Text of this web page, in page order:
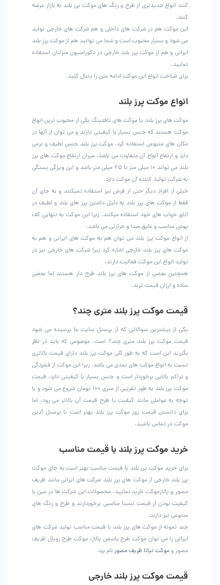
کنند انواع جدیدتری از طرح و رنگ های موکت پرز بلند به بازار عرضه
کنند.
این موکت هم در شرکت های داخلی و هم شرکت های خارجی تولید
می شود و بسیار محبوب است و شما می توانید هم از موکت پرز بلند
ایرانی و هم از موکت پرز بلند خارجی در دکوراسیون منزلتان استفاده
نمایید.
برای شناخت انواع این موکت ادامه متن را دنبال کنید.
انواع موکت پرز بلند
موکت های پرز بلند یا موکت های تافتینگ یکی از محبوب ترین انواع
موکت هستند که جنس بسیار با کیفیتی دارند و می توان از آنها در
مکان های متنوعی استفاده کرد. موکت پرز بلند جنس لطیف و نرمی
دارد و ارتفاع انواع آن متفاوت می باشد. میزان ارتفاع موکت های پرز
بلند می تواند ۱۰ میلی متر تا ۲۵ میلی متر باشد و این ویژگی بستگی
به شرکت تولید کننده آن موکت دارد.
خیلی از افراد دیگر حتی از فرش نیز استفاده نمیکنند و به جای آن
فقط از موکت های پرز بلند به دلیل داشتن پرز های بلند و لطیف در
اتاق خواب های خود استفاده میکنند. زیرا این موکت به تنهایی کف
پوش مناسب و عایق صدا و حرارتی می باشد.
از انواع موکت پرز بلند می توان هم به موکت های ایرانی و هم به
موکت های پرز بلند خارجی اشاره کرد زیرا شرکت های خارجی نیز در
تولید انواع این موکت فعالیت دارند.
همچنین بعضی از موکت های پرز بلند طرح دار هستند اما بعضی
ساده و ارزان قیمت ترند.
قیمت موکت پرز بلند متری چند؟
یکی از بیشترین سوالاتی که از پرسنل سایت ما پرسیده می شود
قیمت موکت پرز بلند متری چند؟ است. موضوعی که باید در نظر
بگیرید این است که به طور کلی موکت پرز بلند دارای قیمت بالاتری
نسبت به انواع موکت های نمدی می باشد. زیرا این موکت از فشردگی
و تراکم بالایی برخوردار است و جنس بسیار با کیفیتی دارد. قیمت
موکت پرز بلند به طور تقریبی از متری ۱۰۰ تومان شروع می شود و با
توجه به عواملی مانند کیفیت یا طرح قیمت آن بالاتر می رود، اما
برای دانستن قیمت روز موکت پرز بلند بهتر است با پرسنل آدین
موکت در تماس باشید.
خرید موکت پرز بلند با قیمت مناسب
برای خرید موکت پرز بلند با قیمت مناسب بهتر است به جای موکت
پرز بلند خارجی از موکت های پرز بلند شرکت های ایرانی مانند ظریف
مصور و پالازموکت خرید نمایید. محصولات این شرکت ها در عین با
کیفیت بودن از قیمت نسبتا مناسبی برخوردارند و طرح و رنگ های
متنوعی نیز دارند.
چند نمونه از موکت های پرز بلند با قیمت مناسب تولید شرکت های
ایرانی را می توان موکت طرح یاسمن پالاز، موکت طرح رویال ظریف
مصور و موکت تیانا ظریف مصور نام برد.
قیمت موکت پرز بلند خارجی